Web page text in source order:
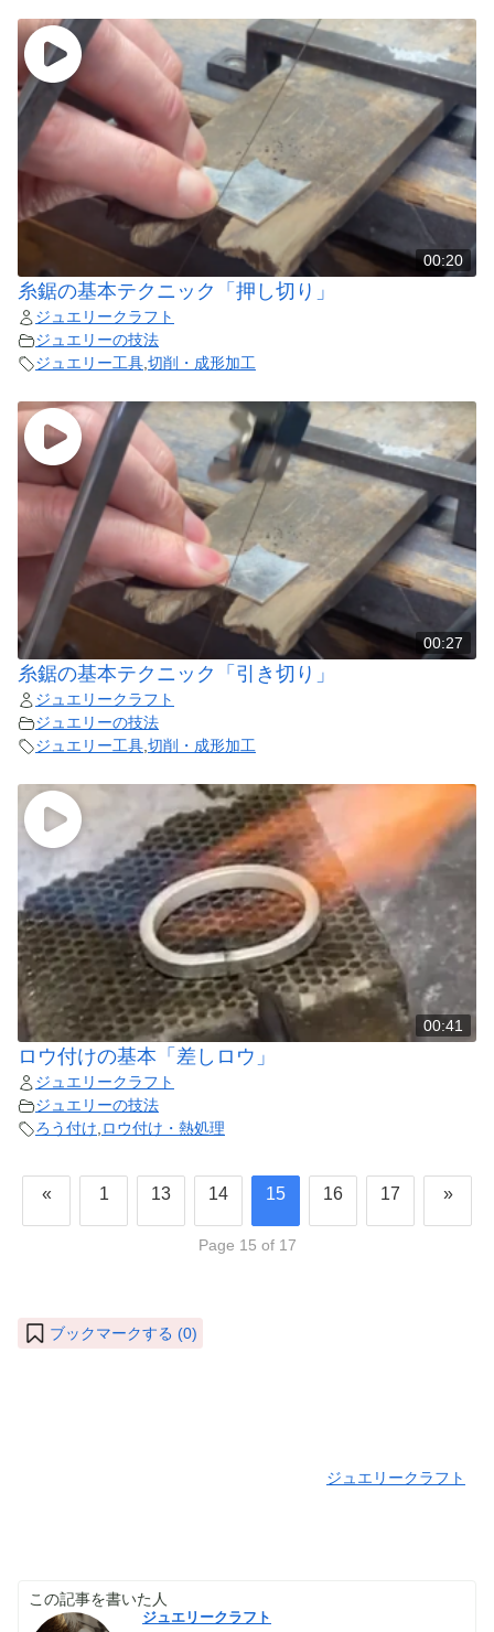
00:20
糸鋸の基本テクニック「押し切り」
ジュエリークラフト
ジュエリーの技法
ジュエリー工具,切削・成形加工
00:27
糸鋸の基本テクニック「引き切り」
ジュエリークラフト
ジュエリーの技法
ジュエリー工具,切削・成形加工
00:41
ロウ付けの基本「差しロウ」
ジュエリークラフト
ジュエリーの技法
ろう付け,ロウ付け・熱処理
« 1 13 14 15 16 17 »
Page 15 of 17
ブックマークする (0)
ジュエリークラフト
この記事を書いた人
ジュエリークラフト